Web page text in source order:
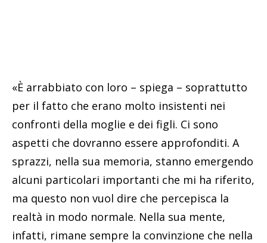
«È arrabbiato con loro – spiega – soprattutto
per il fatto che erano molto insistenti nei
confronti della moglie e dei figli. Ci sono
aspetti che dovranno essere approfonditi. A
sprazzi, nella sua memoria, stanno emergendo
alcuni particolari importanti che mi ha riferito,
ma questo non vuol dire che percepisca la
realtà in modo normale. Nella sua mente,
infatti, rimane sempre la convinzione che nella